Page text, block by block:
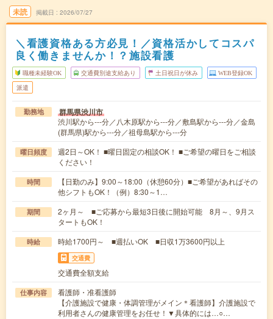
未読 掲載日 2026/07/27
＼看護資格ある方必見！／資格活かしてコスパ
良く働きませんか！？施設看護
職種未経験OK 交通費別途支給あり 土日祝日が休み WEB登録OK
派遣
勤務地 群馬県渋川市
渋川駅から---分／八木原駅から---分／敷島駅から---分／金島
(群馬県)駅から---分／祖母島駅から---分
曜日頻度
週2日～OK！ ■曜日固定の相談OK！ ■ご希望の曜日をご相談
ください！
時間
【日勤のみ】9:00～18:00（休憩60分）■ご希望があればその
他シフトもOK！（例）8:30～1…
期間
2ヶ月～ ■ご応募から最短3日後に開始可能 8月～、9月ス
タートもOK！
時給 時給1700円～ ■週払いOK ■日収1万3600円以上
交通費
交通費全額支給
仕事内容
看護師・准看護師
【介護施設で健康・体調管理がメイン＊看護師】介護施設で
利用者さんの健康管理をお任せ！▼具体的には…○…